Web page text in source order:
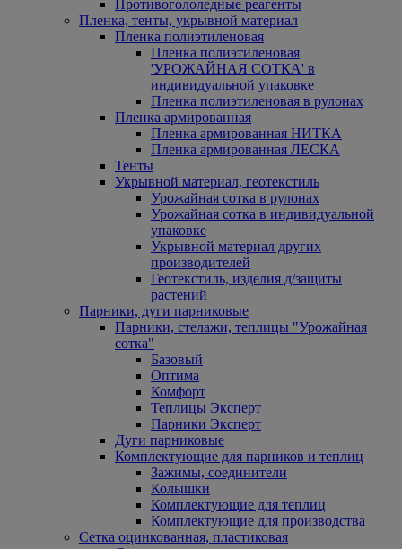
Противогололедные реагенты
Пленка, тенты, укрывной материал
Пленка полиэтиленовая
Пленка полиэтиленовая
'УРОЖАЙНАЯ СОТКА' в
индивидуальной упаковке
Пленка полиэтиленовая в рулонах
Пленка армированная
Пленка армированная НИТКА
Пленка армированная ЛЕСКА
Тенты
Укрывной материал, геотекстиль
Урожайная сотка в рулонах
Урожайная сотка в индивидуальной
упаковке
Укрывной материал других
производителей
Геотекстиль, изделия д/защиты
растений
Парники, дуги парниковые
Парники, стелажи, теплицы "Урожайная
сотка"
Базовый
Оптима
Комфорт
Теплицы Эксперт
Парники Эксперт
Дуги парниковые
Комплектующие для парников и теплиц
Зажимы, соединители
Колышки
Комплектующие для теплиц
Комплектующие для производства
Сетка оцинкованная, пластиковая